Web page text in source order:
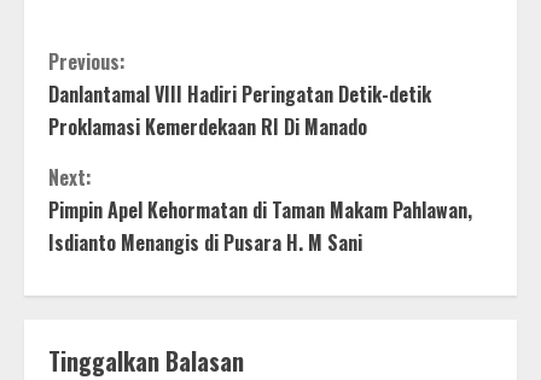
Previous:
Danlantamal VIII Hadiri Peringatan Detik-detik
Proklamasi Kemerdekaan RI Di Manado
Next:
Pimpin Apel Kehormatan di Taman Makam Pahlawan,
Isdianto Menangis di Pusara H. M Sani
Tinggalkan Balasan